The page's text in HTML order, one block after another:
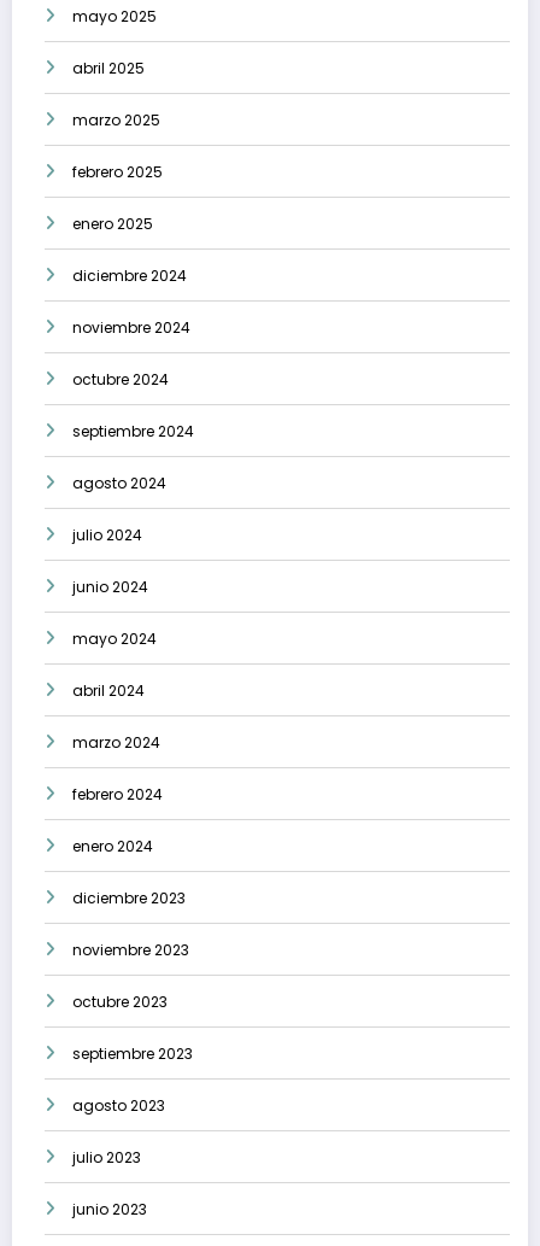
mayo 2025
abril 2025
marzo 2025
febrero 2025
enero 2025
diciembre 2024
noviembre 2024
octubre 2024
septiembre 2024
agosto 2024
julio 2024
junio 2024
mayo 2024
abril 2024
marzo 2024
febrero 2024
enero 2024
diciembre 2023
noviembre 2023
octubre 2023
septiembre 2023
agosto 2023
julio 2023
junio 2023